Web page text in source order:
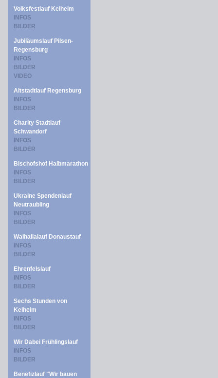
Volksfestlauf Kelheim
INFOS
BILDER
Jubiläumslauf Pilsen-
Regensburg
INFOS
BILDER
VIDEO
Altstadtlauf Regensburg
INFOS
BILDER
Charity Stadtlauf
Schwandorf
INFOS
BILDER
Bischofshof Halbmarathon
INFOS
BILDER
Ukraine Spendenlauf
Neutraubling
INFOS
BILDER
Walhallalauf Donaustauf
INFOS
BILDER
Ehrenfelslauf
INFOS
BILDER
Sechs Stunden von
Kelheim
INFOS
BILDER
Wir Dabei Frühlingslauf
INFOS
BILDER
Benefizlauf "Wir bauen